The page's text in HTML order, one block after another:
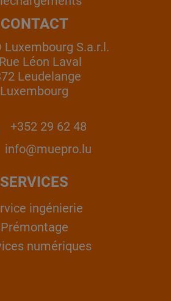
CONTACT
Luxembourg S.a.r.l.
Léon Laval
Leudelange
Luxembourg
+352 29 62 48
info@muepro.lu
SERVICES
ingénierie
Prémontage
numériques